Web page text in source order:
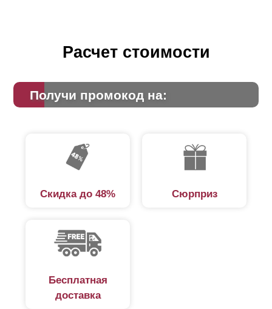
Расчет стоимости
Получи промокод на:
Скидка до 48% Сюрприз
Бесплатная
доставка